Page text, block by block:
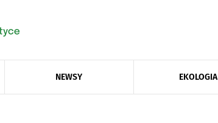
NEWSY EKOLOGIA